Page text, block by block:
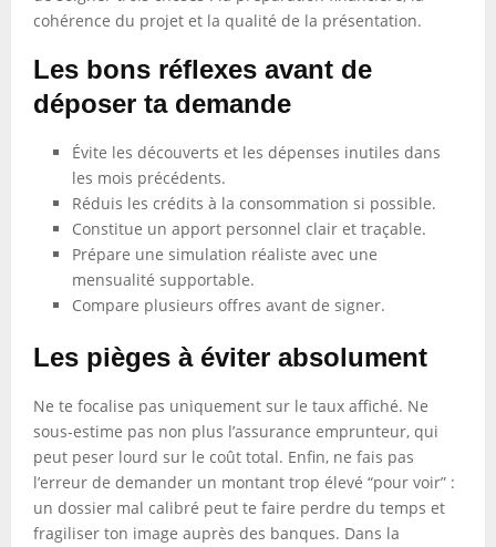
cohérence du projet et la qualité de la présentation.
Les bons réflexes avant de
déposer ta demande
Évite les découverts et les dépenses inutiles dans
les mois précédents.
Réduis les crédits à la consommation si possible.
Constitue un apport personnel clair et traçable.
Prépare une simulation réaliste avec une
mensualité supportable.
Compare plusieurs offres avant de signer.
Les pièges à éviter absolument
Ne te focalise pas uniquement sur le taux affiché. Ne
sous-estime pas non plus l’assurance emprunteur, qui
peut peser lourd sur le coût total. Enfin, ne fais pas
l’erreur de demander un montant trop élevé “pour voir” :
un dossier mal calibré peut te faire perdre du temps et
fragiliser ton image auprès des banques. Dans la